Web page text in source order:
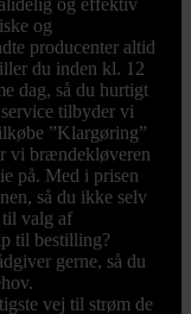
og effektiv
og
producenter altid
du inden kl. 12
dag, så du hurtigt
tilbyder vi
”Klargøring”
vi brændekløveren
på. Med i prisen
så du ikke selv
til valg af
til bestilling?
gerne, så du
vej til strøm de